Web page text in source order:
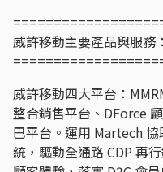
威許移動主要產品與服務：
威許移動四大平台：
整合銷售平台、DForce
巴平台。運用 Martech
統，驅動全通路 CDP 再